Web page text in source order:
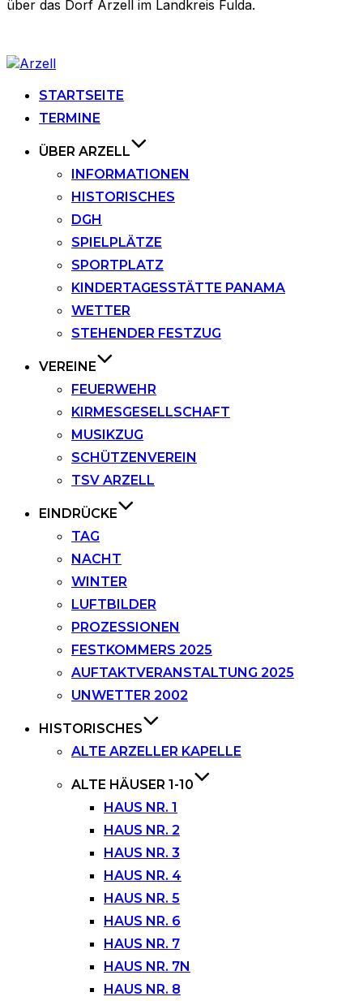
über das Dorf Arzell im Landkreis Fulda.
Zu
springenSTARTSEITE
TERMINE
ÜBER ARZELL
INFORMATIONEN
HISTORISCHES
DGH
SPIELPLÄTZE
SPORTPLATZ
KINDERTAGESSTÄTTE PANAMA
WETTER
STEHENDER FESTZUG
VEREINE
FEUERWEHR
KIRMESGESELLSCHAFT
MUSIKZUG
SCHÜTZENVEREIN
TSV ARZELL
EINDRÜCKE
TAG
NACHT
WINTER
LUFTBILDER
PROZESSIONEN
FESTKOMMERS 2025
AUFTAKTVERANSTALTUNG 2025
UNWETTER 2002
HISTORISCHES
ALTE ARZELLER KAPELLE
ALTE HÄUSER 1-10
HAUS NR. 1
HAUS NR. 2
HAUS NR. 3
HAUS NR. 4
HAUS NR. 5
HAUS NR. 6
HAUS NR. 7
HAUS NR. 7N
HAUS NR. 8